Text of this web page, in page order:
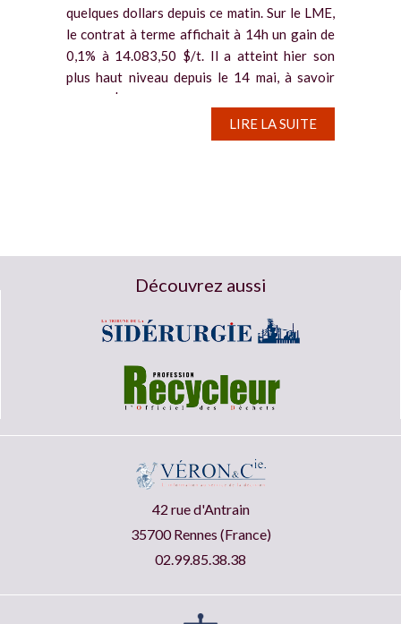
quelques dollars depuis ce matin. Sur le LME,
le contrat à terme affichait à 14h un gain de
0,1% à 14.083,50 $/t. Il a atteint hier son
plus haut niveau depuis le 14 mai, à savoir
14.117 $/t. Des...
LIRE LA SUITE
Découvrez aussi
42 rue d'Antrain
35700 Rennes (France)
02.99.85.38.38